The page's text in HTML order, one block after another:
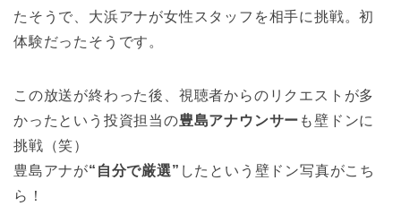
たそうで、大浜アナが女性スタッフを相手に挑戦。初
体験だったそうです。
この放送が終わった後、視聴者からのリクエストが多
かったという投資担当の豊島アナウンサー も壁ドンに
挑戦（笑）
豊島アナが“自分で厳選” したという壁ドン写真がこち
ら！